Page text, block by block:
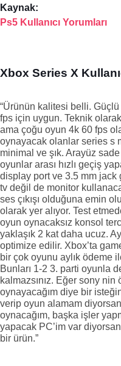
Kaynak:
Ps5 Kullanıcı Yorumları
Xbox Series X
“Ürünün kalitesi belli.
fps için uygun. Teknik
ama çoğu oyun 4k 60 fps
oynayacak olanlar series s
minimal ve şık. Arayüz
oyunlar arası hızlı geçiş
display port ve 3.5 mm jack
tv değil de monitor
ses çıkışı olduğuna emin
olarak yer alıyor. Test
oyun oynacaksız konsol
yaklaşık 2 kat daha ucuz.
optimize edilir. Xbox’ta
bir çok oyunu aylık ödeme
Bunları 1-2 3. parti oyunla
kalmazsınız. Eğer sony nin
oynayacağım diye bir
verip oyun alamam
oynacağım, başka işler
yapacak PC’im var
bir ürün.”